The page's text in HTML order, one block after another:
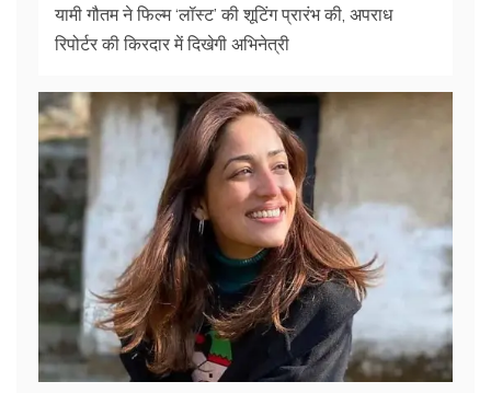
यामी गौतम ने फिल्म ‘लॉस्ट’ की शूटिंग प्रारंभ की, अपराध
रिपोर्टर की किरदार में दिखेगी अभिनेत्री